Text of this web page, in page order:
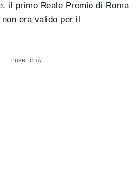
il primo Reale Premio di Roma
era valido per il